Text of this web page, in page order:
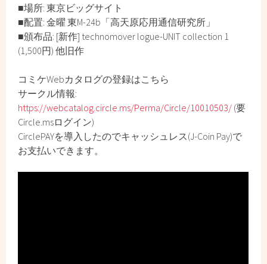
■場所: 東京ビッグサイト
■配置: 金曜 東M-24b「高天原応用通信研究所」
■頒布品: [新作] technomover logue-UNIT collection 1
(1,500円) 他旧作
コミケWebカタログの登録はこちら
サークル情報:
https://webcatalog.circle.ms/Perma/Circle/10010503/ (要
Circle.msログイン)
CirclePAYを導入したのでキャッシュレス(J-Coin Pay)で
お支払いできます。